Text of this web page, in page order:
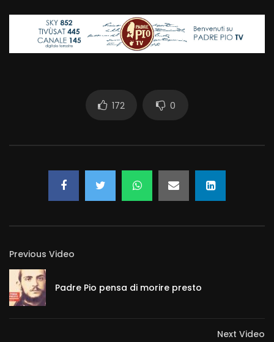
172 0
Previous Video
Padre Pio pensa di morire presto
Next Video